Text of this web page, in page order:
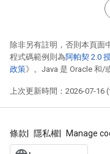
除非另有註明，否則本頁面
程式碼範例則為阿帕契 2.0
政策》。Java 是 Oracle 和/
上次更新時間：2026-07-16 (
條款 隱私權 Manage